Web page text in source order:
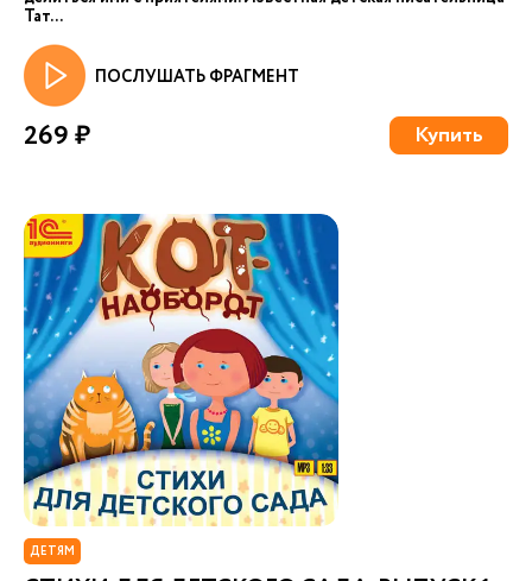
Тат...
ПОСЛУШАТЬ ФРАГМЕНТ
269 ₽ Купить
ДЕТЯМ